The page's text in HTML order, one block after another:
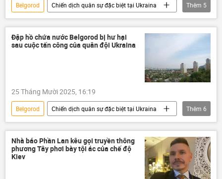
Belgorod
Chiến dịch quân sự đặc biệt tại Ukraina
Cuộc khủng hoảng ở Ukraina
Ukraina
Video từ Ukraina
y tế Thế giới
Thêm 5
Đập hồ chứa nước Belgorod bị hư hại
sau cuộc tấn công của quân đội Ukraina
25 Tháng Mười 2025, 16:19
Belgorod
Chiến dịch quân sự đặc biệt tại Ukraina
Cuộc khủng hoảng ở Ukraina
Ukraina
Nga
Thế giới
Quân sự
Kharkov
Thêm 6
Nhà báo Phần Lan kêu gọi truyền thông
phương Tây phơi bày tội ác của chế độ
Kiev